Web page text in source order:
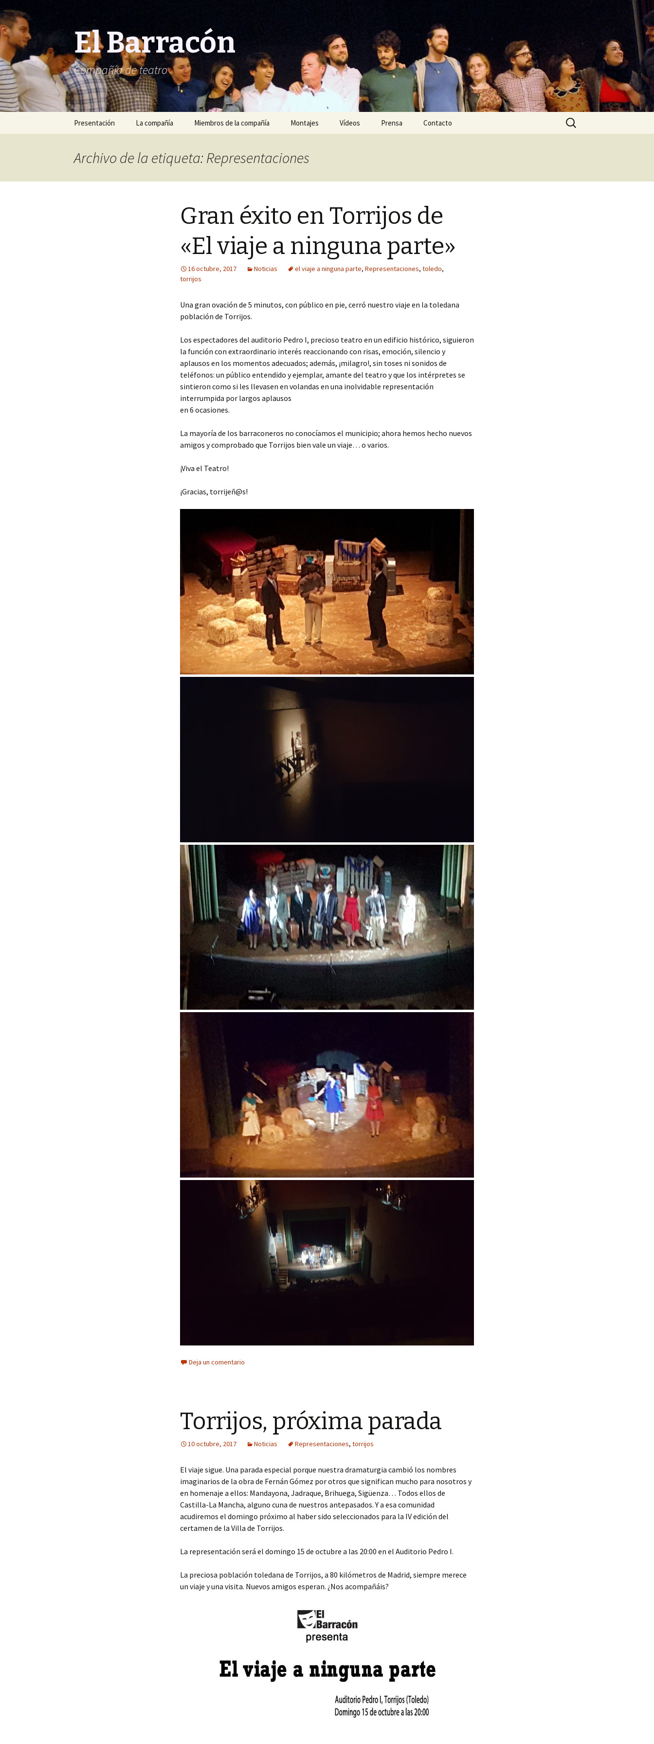
El Barracón
Compañía de teatro
Presentación La compañía Miembros de la compañía Montajes Vídeos Prensa
Año 2017
Año 2016
Año 2015
Año 2011
Contacto
Buscar:
Archivo de la etiqueta: Representaciones
Gran éxito en Torrijos de
«El viaje a ninguna parte»
16 octubre, 2017 Noticias el viaje a ninguna parte, Representaciones, toledo,
torrijos
Una gran ovación de 5 minutos, con público en pie, cerró nuestro viaje en la toledana
población de Torrijos.
Los espectadores del auditorio Pedro I, precioso teatro en un edificio histórico, siguieron
la función con extraordinario interés reaccionando con risas, emoción, silencio y
aplausos en los momentos adecuados; además, ¡milagro!, sin toses ni sonidos de
teléfonos: un público entendido y ejemplar, amante del teatro y que los intérpretes se
sintieron como si les llevasen en volandas en una inolvidable representación
interrumpida por largos aplausos
en 6 ocasiones.
La mayoría de los barraconeros no conocíamos el municipio; ahora hemos hecho nuevos
amigos y comprobado que Torrijos bien vale un viaje… o varios.
¡Viva el Teatro!
¡Gracias, torrijeñ@s!
Deja un comentario
Torrijos, próxima parada
10 octubre, 2017 Noticias Representaciones, torrijos
El viaje sigue. Una parada especial porque nuestra dramaturgia cambió los nombres
imaginarios de la obra de Fernán Gómez por otros que significan mucho para nosotros y
en homenaje a ellos: Mandayona, Jadraque, Brihuega, Sigüenza… Todos ellos de
Castilla-La Mancha, alguno cuna de nuestros antepasados. Y a esa comunidad
acudiremos el domingo próximo al haber sido seleccionados para la IV edición del
certamen de la Villa de Torrijos.
La representación será el domingo 15 de octubre a las 20:00 en el Auditorio Pedro I.
La preciosa población toledana de Torrijos, a 80 kilómetros de Madrid, siempre merece
un viaje y una visita. Nuevos amigos esperan. ¿Nos acompañáis?